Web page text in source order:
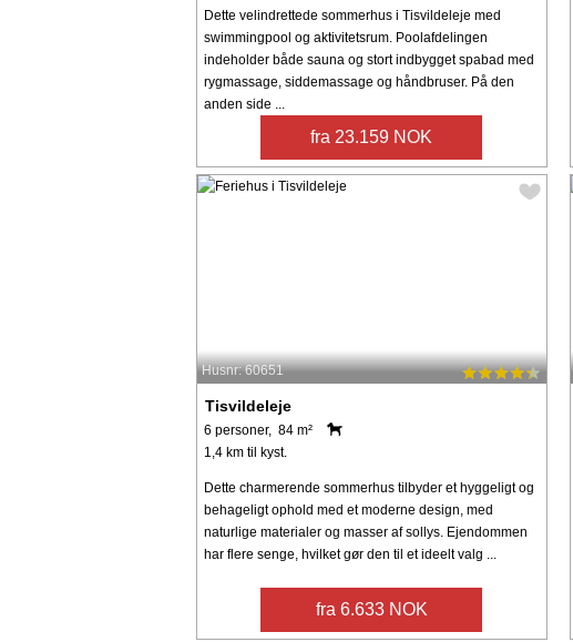
Dette velindrettede sommerhus i Tisvildeleje med
swimmingpool og aktivitetsrum. Poolafdelingen
indeholder både sauna og stort indbygget spabad med
rygmassage, siddemassage og håndbruser. På den
anden side ...
fra 23.159 NOK
Husnr: 60651
Tisvildeleje
6 personer, 84 m²
1,4 km til kyst.
Dette charmerende sommerhus tilbyder et hyggeligt og
behageligt ophold med et moderne design, med
naturlige materialer og masser af sollys. Ejendommen
har flere senge, hvilket gør den til et ideelt valg ...
fra 6.633 NOK